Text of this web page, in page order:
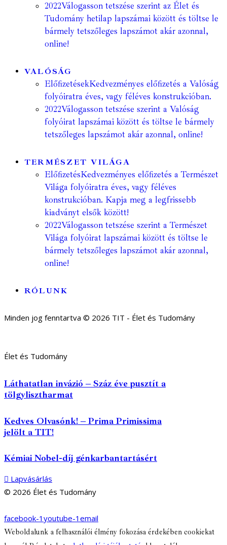
2022Válogasson tetszése szerint az Élet és
Tudomány hetilap lapszámai között és töltse le
bármely tetszőleges lapszámot akár azonnal,
online!
VALÓSÁG
ElőfizetésekKedvezményes előfizetés a Valóság
folyóiratra éves, vagy féléves konstrukcióban.
2022Válogasson tetszése szerint a Valóság
folyóirat lapszámai között és töltse le bármely
tetszőleges lapszámot akár azonnal, online!
TERMÉSZET VILÁGA
ElőfizetésKedvezményes előfizetés a Természet
Világa folyóiratra éves, vagy féléves
konstrukcióban. Kapja meg a legfrissebb
kiadványt elsők között!
2022Válogasson tetszése szerint a Természet
Világa folyóirat lapszámai között és töltse le
bármely tetszőleges lapszámot akár azonnal,
online!
RÓLUNK
Minden jog fenntartva © 2026 TIT - Élet és Tudomány
Élet és Tudomány
Láthatatlan invázió – Száz éve pusztít a
tölgylisztharmat
Kedves Olvasónk! – Prima Primissima
jelölt a TIT!
Kémiai Nobel-díj génkarbantartásért
Lapvásárlás
© 2026 Élet és Tudomány
facebook-1 youtube-1 email
Weboldalunk a felhasználói élmény fokozása érdekében cookiekat